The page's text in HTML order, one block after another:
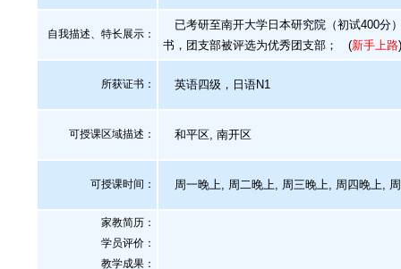
自我描述、特长展示 ：
已考研至南开大学日本研究院（初试400分
书，团支部被评选为优秀团支部；
(新手上路)
所获证书 ： 英语四级，日语N1
可授课区域描述： 和平区, 南开区
可授课时间： 周一晚上, 周二晚上, 周三晚上, 周四晚上,
家教简历：
学员评价：
教学成果：